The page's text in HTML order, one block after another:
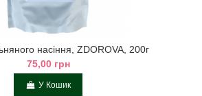
насіння, ZDOROVA, 200г
75,00 грн
У Кошик